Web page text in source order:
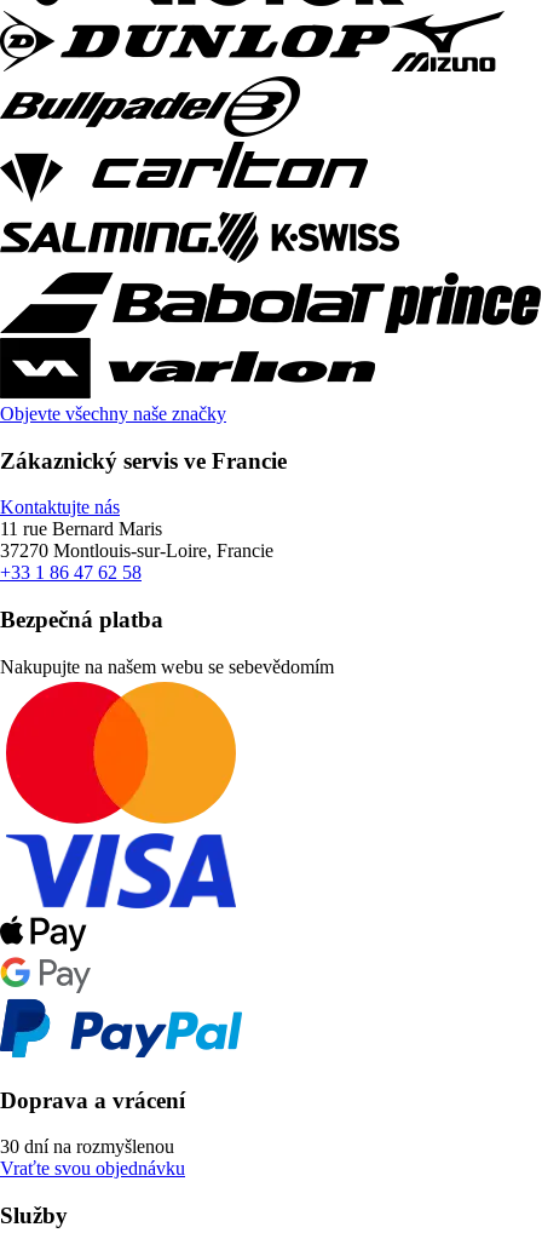
Objevte všechny naše značky
Zákaznický servis ve Francie
Kontaktujte nás
11 rue Bernard Maris
37270 Montlouis-sur-Loire, Francie
+33 1 86 47 62 58
Bezpečná platba
Nakupujte na našem webu se sebevědomím
Doprava a vrácení
30 dní na rozmyšlenou
Vraťte svou objednávku
Služby